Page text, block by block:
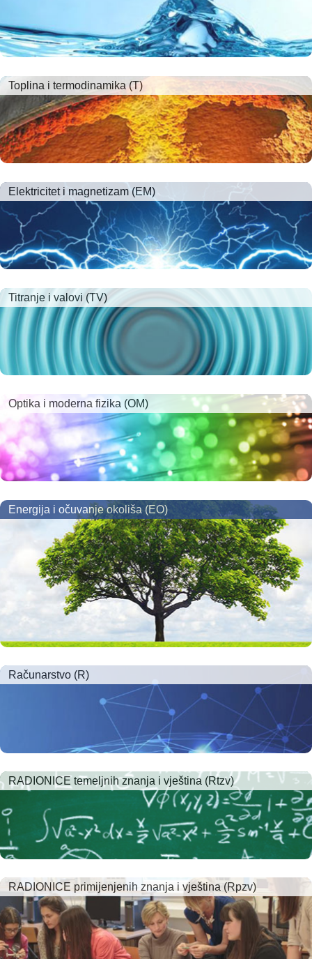
Toplina i termodinamika (T)
Elektricitet i magnetizam (EM)
Titranje i valovi (TV)
Optika i moderna fizika (OM)
Energija i očuvanje okoliša (EO)
Računarstvo (R)
RADIONICE temeljnih znanja i vještina (Rtzv)
RADIONICE primijenjenih znanja i vještina (Rpzv)